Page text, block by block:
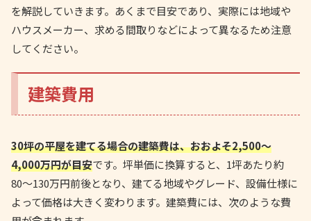
を解説していきます。あくまで目安であり、実際には地域や
ハウスメーカー、求める間取りなどによって異なるため注意
してください。
建築費用
30坪の平屋を建てる場合の建築費は、おおよそ2,500〜
4,000万円が目安です。坪単価に換算すると、1坪あたり約
80〜130万円前後となり、建てる地域やグレード、設備仕様に
よって価格は大きく変わります。建築費には、次のような費